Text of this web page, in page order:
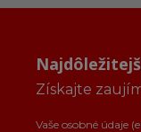
Získajte
Vaše osobné údaje